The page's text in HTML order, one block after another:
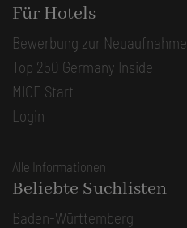
Für Hotels
Bewerbung zur Neuaufnahme
Top 250 Germany Inside
MICE Start
Login
Alle Informationen
Beliebte Suchlisten
Baden-Württemberg